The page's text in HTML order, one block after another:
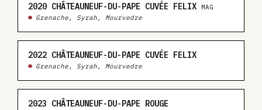
2020 CHÂTEAUNEUF-DU-PAPE CUVÉE FELIX
MAG
Grenache, Syrah, Mourvedre
2022 CHÂTEAUNEUF-DU-PAPE CUVÉE FELIX
Grenache, Syrah, Mourvedre
2023 CHÂTEAUNEUF-DU-PAPE ROUGE